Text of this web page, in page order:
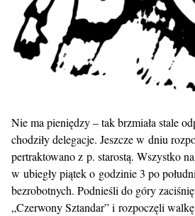
Nie ma pieniędzy – tak brzmiała stale
chodziły delegacje. Jeszcze w dniu
pertraktowano z p. starostą. Wszystko
w ubiegły piątek o godzinie 3 po
bezrobotnych. Podnieśli do góry
„Czerwony Sztandar” i rozpoczęli